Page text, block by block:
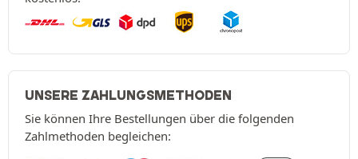
UNSERE ZAHLUNGSMETHODEN
Sie können Ihre Bestellungen über die folgenden
Zahlmethoden begleichen: